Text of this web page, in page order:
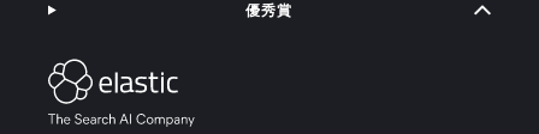
優秀賞